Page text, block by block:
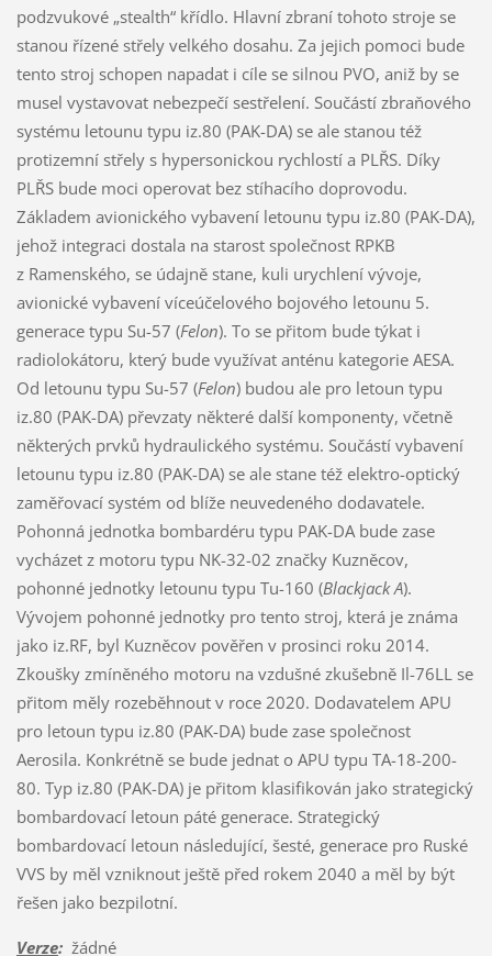
podzvukové „stealth“ křídlo. Hlavní zbraní tohoto stroje se
stanou řízené střely velkého dosahu. Za jejich pomoci bude
tento stroj schopen napadat i cíle se silnou PVO, aniž by se
musel vystavovat nebezpečí sestřelení. Součástí zbraňového
systému letounu typu iz.80 (PAK-DA) se ale stanou též
protizemní střely s hypersonickou rychlostí a PLŘS. Díky
PLŘS bude moci operovat bez stíhacího doprovodu.
Základem avionického vybavení letounu typu iz.80 (PAK-DA),
jehož integraci dostala na starost společnost RPKB
z Ramenského, se údajně stane, kuli urychlení vývoje,
avionické vybavení víceúčelového bojového letounu 5.
generace typu Su-57 (Felon). To se přitom bude týkat i
radiolokátoru, který bude využívat anténu kategorie AESA.
Od letounu typu Su-57 (Felon) budou ale pro letoun typu
iz.80 (PAK-DA) převzaty některé další komponenty, včetně
některých prvků hydraulického systému. Součástí vybavení
letounu typu iz.80 (PAK-DA) se ale stane též elektro-optický
zaměřovací systém od blíže neuvedeného dodavatele.
Pohonná jednotka bombardéru typu PAK-DA bude zase
vycházet z motoru typu NK-32-02 značky Kuzněcov,
pohonné jednotky letounu typu Tu-160 (Blackjack A).
Vývojem pohonné jednotky pro tento stroj, která je známa
jako iz.RF, byl Kuzněcov pověřen v prosinci roku 2014.
Zkoušky zmíněného motoru na vzdušné zkušebně Il-76LL se
přitom měly rozeběhnout v roce 2020. Dodavatelem APU
pro letoun typu iz.80 (PAK-DA) bude zase společnost
Aerosila. Konkrétně se bude jednat o APU typu TA-18-200-
80. Typ iz.80 (PAK-DA) je přitom klasifikován jako strategický
bombardovací letoun páté generace. Strategický
bombardovací letoun následující, šesté, generace pro Ruské
VVS by měl vzniknout ještě před rokem 2040 a měl by být
řešen jako bezpilotní.
Verze:žádné